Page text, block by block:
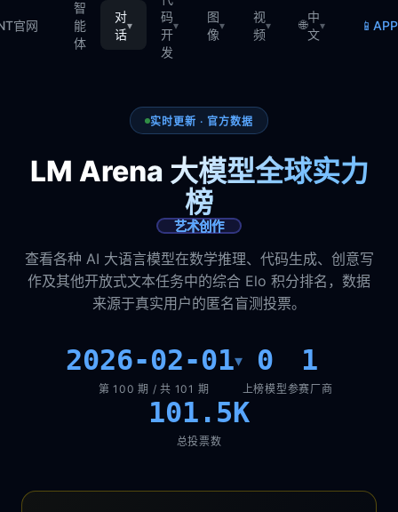
官网
智
能
体
对
话
▾
码
开
发
▾
图
像
▾
视
频
▾ 🌐
中
文
▾ 📱
实时更新 · 官方数据
LM Arena 大模型全球实力
榜
艺术创作
查看各种 AI 大语言模型在数学推理、代码生成、创意写
作及其他开放式文本任务中的综合 Elo 积分排名，数据
来源于真实用户的匿名盲测投票。
2026-02-01▾
第 100 期 / 共 101 期
0
上榜模型
1
参赛厂商
101.5K
总投票数